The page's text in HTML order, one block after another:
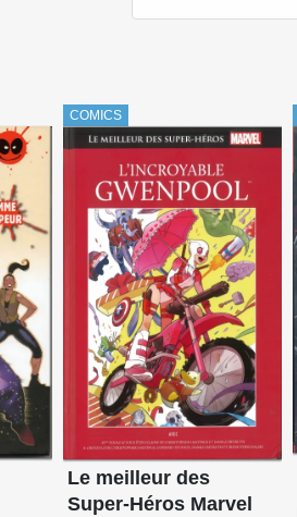
COMICS
Le meilleur des
Super-Héros Marvel